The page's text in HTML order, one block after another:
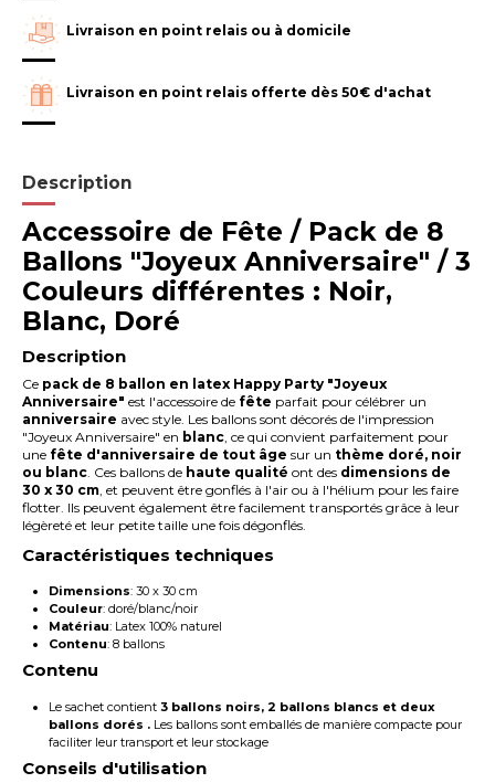
Livraison en point relais ou à domicile
Livraison en point relais offerte dès 50€ d'achat
Description
Accessoire de Fête / Pack de 8
Ballons "Joyeux Anniversaire" / 3
Couleurs différentes : Noir,
Blanc, Doré
Description
Ce pack de 8 ballon en latex Happy Party "Joyeux
Anniversaire"est l'accessoire de fête parfait pour célébrer un
anniversaire avec style. Les ballons sont décorés de l'impression
"Joyeux Anniversaire" en blanc, ce qui convient parfaitement pour
une fête d'anniversaire de tout âge sur un thème doré, noir
ou blanc. Ces ballons de haute qualité ont des dimensions de
30 x 30 cm, et peuvent être gonflés à l'air ou à l'hélium pour les faire
flotter. Ils peuvent également être facilement transportés grâce à leur
légèreté et leur petite taille une fois dégonflés.
Caractéristiques techniques
Dimensions: 30 x 30 cm
Couleur: doré/blanc/noir
Matériau: Latex 100% naturel
Contenu: 8 ballons
Contenu
Le sachet contient 3 ballons noirs, 2 ballons blancs et deux
ballons dorés . Les ballons sont emballés de manière compacte pour
faciliter leur transport et leur stockage
Conseils d'utilisation